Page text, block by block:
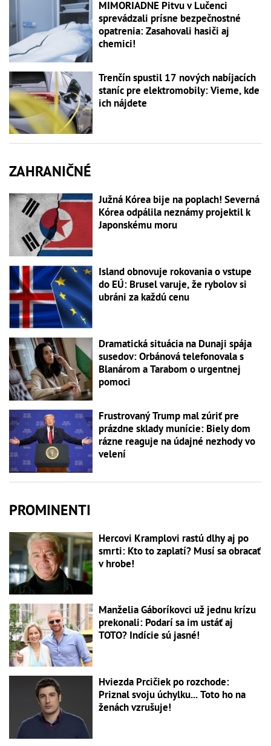
MIMORIADNE Pitvu v Lučenci
sprevádzali prísne bezpečnostné
opatrenia: Zasahovali hasiči aj
chemici!
Trenčín spustil 17 nových nabíjacích
staníc pre elektromobily: Vieme, kde
ich nájdete
ZAHRANIČNÉ
Južná Kórea bije na poplach! Severná
Kórea odpálila neznámy projektil k
Japonskému moru
Island obnovuje rokovania o vstupe
do EÚ: Brusel varuje, že rybolov si
ubráni za každú cenu
Dramatická situácia na Dunaji spája
susedov: Orbánová telefonovala s
Blanárom a Tarabom o urgentnej
pomoci
Frustrovaný Trump mal zúriť pre
prázdne sklady munície: Biely dom
rázne reaguje na údajné nezhody vo
velení
PROMINENTI
Hercovi Kramplovi rastú dlhy aj po
smrti: Kto to zaplatí? Musí sa obracať
v hrobe!
Manželia Gáboríkovci už jednu krízu
prekonali: Podarí sa im ustáť aj
TOTO? Indície sú jasné!
Hviezda Prcičiek po rozchode:
Priznal svoju úchylku... Toto ho na
ženách vzrušuje!